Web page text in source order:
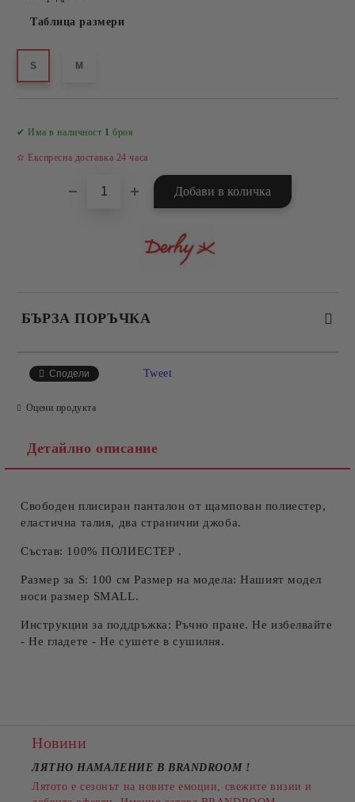
Таблица размери
S M
✔ Има в наличност 1 броя
✫ Експресна доставка 24 часа
БЪРЗА ПОРЪЧКА
Съгласен съм с Политиката за лични данни
Ние ще се свържем с вас в рамките на работния ден.
Сподели Tweet
Оцени продукта
Детайлно описание
Свободен плисиран панталон от щампован полиестер,
еластична талия, два странични джоба.
Състав: 100% ПОЛИЕСТЕР .
Размер за S: 100 см Размер на модела: Нашият модел
носи размер SMALL.
Инструкции за поддръжка: Ръчно пране. Не избелвайте
- Не гладете - Не сушете в сушилня.
Новини
ЛЯТНО НАМАЛЕНИЕ В BRANDROOM !
Лятото е сезонът на новите емоции, свежите визии и